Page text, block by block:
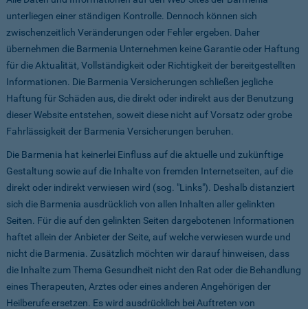
unterliegen einer ständigen Kontrolle. Dennoch können sich
zwischenzeitlich Veränderungen oder Fehler ergeben. Daher
übernehmen die Barmenia Unternehmen keine Garantie oder Haftung
für die Aktualität, Vollständigkeit oder Richtigkeit der bereitgestellten
Informationen. Die Barmenia Versicherungen schließen jegliche
Haftung für Schäden aus, die direkt oder indirekt aus der Benutzung
dieser Website entstehen, soweit diese nicht auf Vorsatz oder grobe
Fahrlässigkeit der Barmenia Versicherungen beruhen.
Die Barmenia hat keinerlei Einfluss auf die aktuelle und zukünftige
Gestaltung sowie auf die Inhalte von fremden Internetseiten, auf die
direkt oder indirekt verwiesen wird (sog. "Links"). Deshalb distanziert
sich die Barmenia ausdrücklich von allen Inhalten aller gelinkten
Seiten. Für die auf den gelinkten Seiten dargebotenen Informationen
haftet allein der Anbieter der Seite, auf welche verwiesen wurde und
nicht die Barmenia. Zusätzlich möchten wir darauf hinweisen, dass
die Inhalte zum Thema Gesundheit nicht den Rat oder die Behandlung
eines Therapeuten, Arztes oder eines anderen Angehörigen der
Heilberufe ersetzen. Es wird ausdrücklich bei Auftreten von